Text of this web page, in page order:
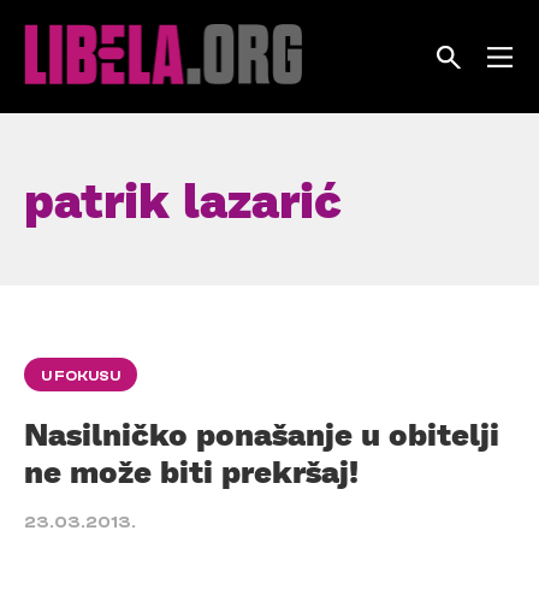
patrik lazarić
U FOKUSU
Nasilničko ponašanje u obitelji
ne može biti prekršaj!
23.03.2013.